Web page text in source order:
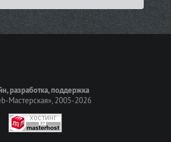
разработка, поддержка
Мастерская», 2005-2026